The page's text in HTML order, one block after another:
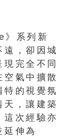
》系列新
遠，卻因城
完全不同
氣中擴散
特的視覺氛
天，讓建築
這次經驗亦
延伸為